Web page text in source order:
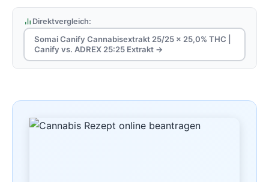
Direktvergleich:
Somai Canify Cannabisextrakt 25/25 x 25,0% THC |
Canify vs. ADREX 25:25 Extrakt →